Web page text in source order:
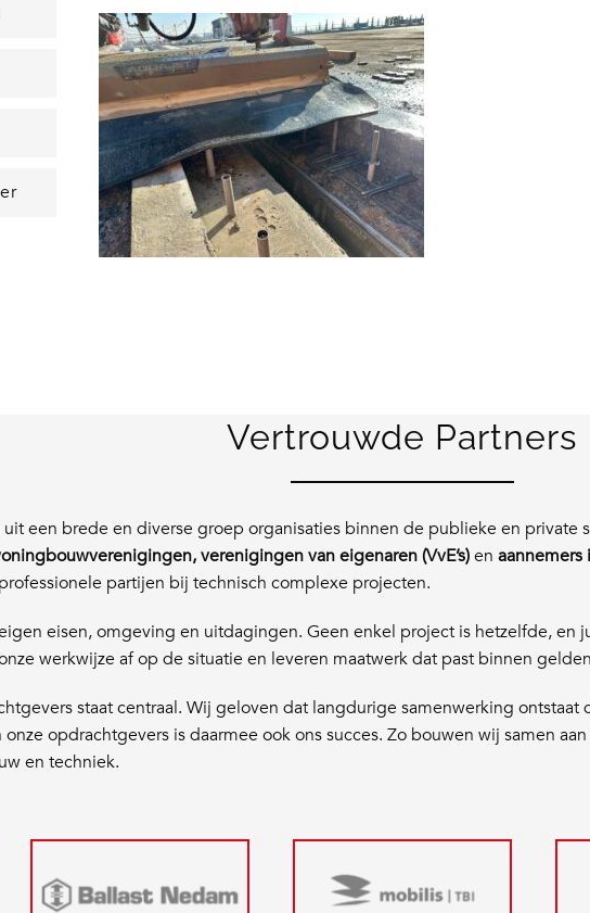
Vertrouwde Partners
een brede en diverse groep organisaties binnen de publieke en private
verenigingen van eigenaren (VvE’s)en aannemers
partijen bij technisch complexe projecten.
eisen, omgeving en uitdagingen. Geen enkel project is hetzelfde, en
werkwijze af op de situatie en leveren maatwerk dat past binnen
staat centraal. Wij geloven dat langdurige samenwerking ontstaat
onze opdrachtgevers is daarmee ook ons succes. Zo bouwen wij samen
en techniek.